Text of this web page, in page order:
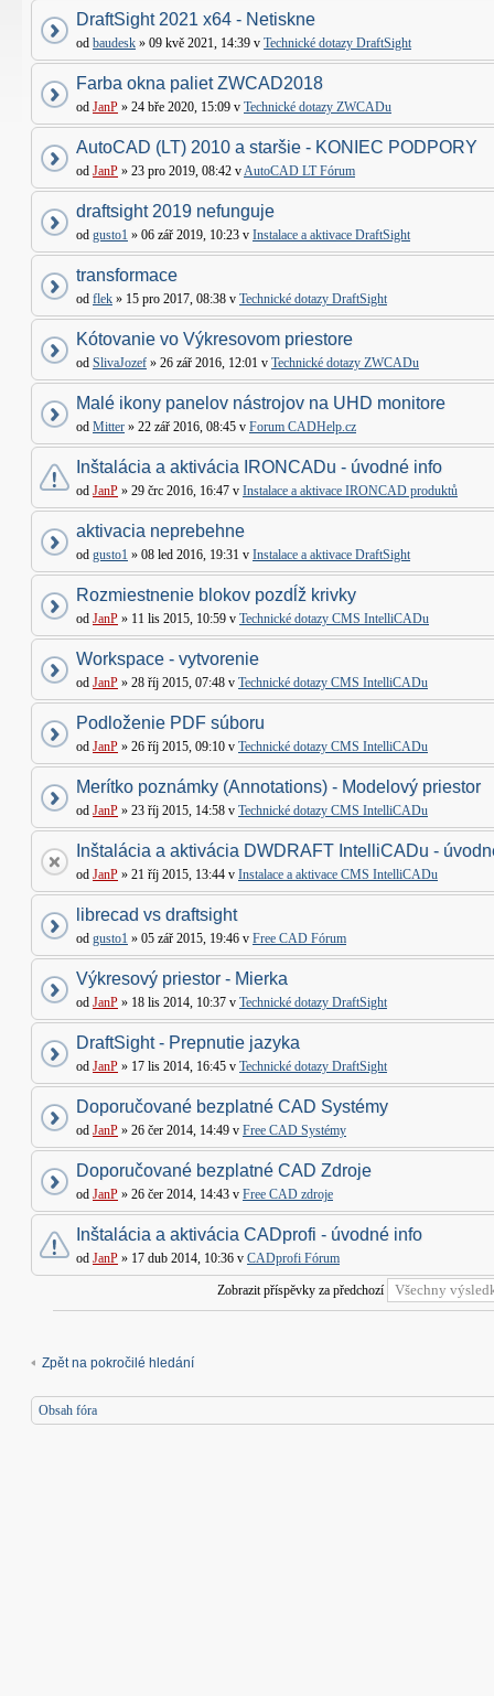
DraftSight 2021 x64 - Netiskne
od baudesk » 09 kvě 2021, 14:39 v Technické dotazy DraftSight
Farba okna paliet ZWCAD2018
od JanP » 24 bře 2020, 15:09 v Technické dotazy ZWCADu
AutoCAD (LT) 2010 a staršie - KONIEC PODPORY
od JanP » 23 pro 2019, 08:42 vAutoCAD LT Fórum
draftsight 2019 nefunguje
od gusto1 » 06 zář 2019, 10:23 v Instalace a aktivace DraftSight
transformace
od flek » 15 pro 2017, 08:38 v Technické dotazy DraftSight
Kótovanie vo Výkresovom priestore
od SlivaJozef » 26 zář 2016, 12:01 v Technické dotazy ZWCADu
Malé ikony panelov nástrojov na UHD monitore
od Mitter » 22 zář 2016, 08:45 v Forum CADHelp.cz
Inštalácia a aktivácia IRONCADu - úvodné info
od JanP » 29 črc 2016, 16:47 v Instalace a aktivace IRONCAD produktů
aktivacia neprebehne
od gusto1 » 08 led 2016, 19:31 v Instalace a aktivace DraftSight
Rozmiestnenie blokov pozdĺž krivky
od JanP » 11 lis 2015, 10:59 v Technické dotazy CMS IntelliCADu
Workspace - vytvorenie
od JanP » 28 říj 2015, 07:48 v Technické dotazy CMS IntelliCADu
Podloženie PDF súboru
od JanP » 26 říj 2015, 09:10 v Technické dotazy CMS IntelliCADu
Merítko poznámky (Annotations) - Modelový priestor
od JanP » 23 říj 2015, 14:58 v Technické dotazy CMS IntelliCADu
Inštalácia a aktivácia DWDRAFT IntelliCADu -
od JanP » 21 říj 2015, 13:44 v Instalace a aktivace CMS IntelliCADu
librecad vs draftsight
od gusto1 » 05 zář 2015, 19:46 v Free CAD Fórum
Výkresový priestor - Mierka
od JanP » 18 lis 2014, 10:37 v Technické dotazy DraftSight
DraftSight - Prepnutie jazyka
od JanP » 17 lis 2014, 16:45 v Technické dotazy DraftSight
Doporučované bezplatné CAD Systémy
od JanP » 26 čer 2014, 14:49 v Free CAD Systémy
Doporučované bezplatné CAD Zdroje
od JanP » 26 čer 2014, 14:43 v Free CAD zdroje
Inštalácia a aktivácia CADprofi - úvodné info
od JanP » 17 dub 2014, 10:36 v CADprofi Fórum
Zobrazit příspěvky za předchozí
Zpět na pokročilé hledání
Obsah fóra